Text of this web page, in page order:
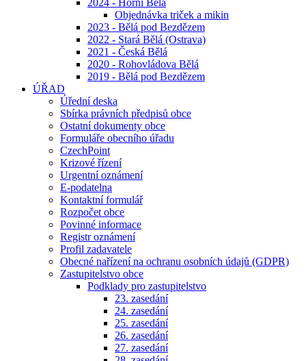
2024 - Horní Bělá
Objednávka triček a mikin
2023 - Bělá pod Bezdězem
2022 - Stará Bělá (Ostrava)
2021 - Česká Bělá
2020 - Rohovládova Bělá
2019 - Bělá pod Bezdězem
ÚŘAD
Úřední deska
Sbírka právních předpisů obce
Ostatní dokumenty obce
Formuláře obecního úřadu
CzechPoint
Krizové řízení
Urgentní oznámení
E-podatelna
Kontaktní formulář
Rozpočet obce
Povinné informace
Registr oznámení
Profil zadavatele
Obecné nařízení na ochranu osobních údajů (GDPR)
Zastupitelstvo obce
Podklady pro zastupitelstvo
23. zasedání
24. zasedání
25. zasedání
26. zasedání
27. zasedání